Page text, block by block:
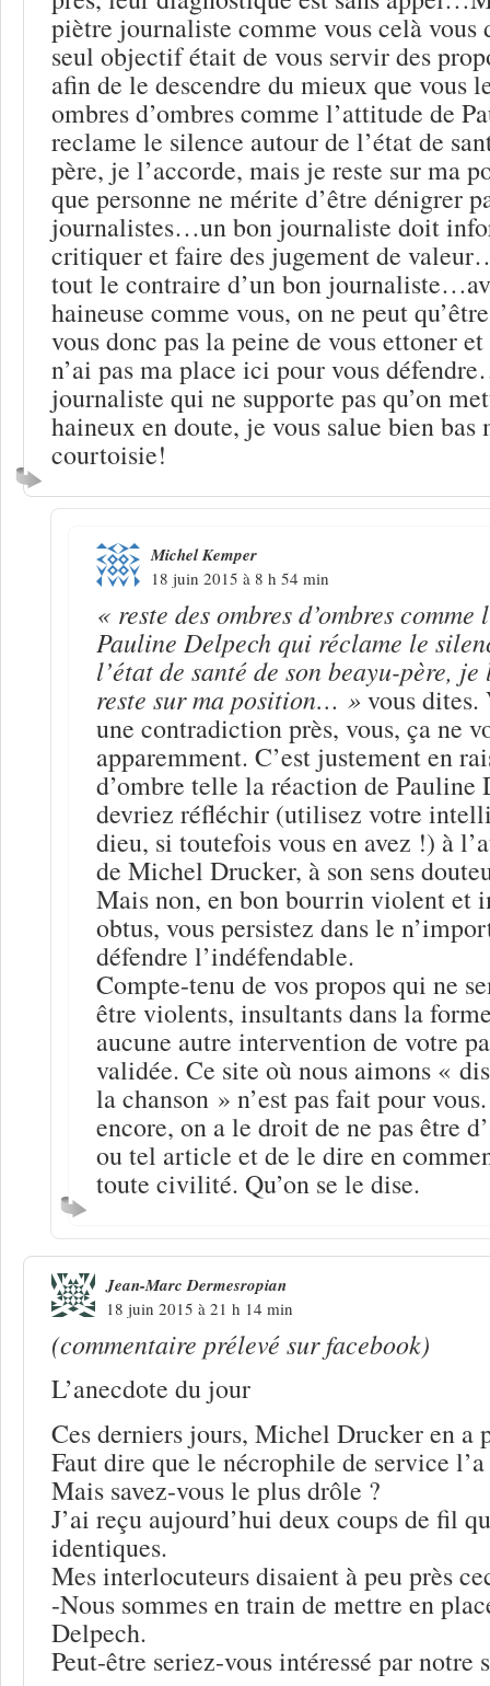
piètre journaliste comme vous celà vous
seul objectif était de vous servir des
afin de le descendre du mieux que vous
ombres d’ombres comme l’attitude de
reclame le silence autour de l’état de
père, je l’accorde, mais je reste sur ma
que personne ne mérite d’être dénigrer
journalistes…un bon journaliste doit
critiquer et faire des jugement de
tout le contraire d’un bon
haineuse comme vous, on ne peut
vous donc pas la peine de vous ettoner
n’ai pas ma place ici pour vous
journaliste qui ne supporte pas qu’on
haineux en doute, je vous salue bien bas
courtoisie!
Michel Kemper
18 juin 2015 à 8 h 54 min
« reste des ombres d’ombres
Pauline Delpech qui réclame le
l’état de santé de son beayu-père,
reste sur ma position… » vous dites.
une contradiction près, vous, ça ne
apparemment. C’est justement en
d’ombre telle la réaction de Pauline
devriez réfléchir (utilisez votre
dieu, si toutefois vous en avez !) à
de Michel Drucker, à son sens
Mais non, en bon bourrin violent et
obtus, vous persistez dans le
défendre l’indéfendable.
Compte-tenu de vos propos qui ne
être violents, insultants dans la
aucune autre intervention de votre
validée. Ce site où nous aimons «
la chanson » n’est pas fait pour
encore, on a le droit de ne pas être
ou tel article et de le dire en
toute civilité. Qu’on se le dise.
Jean-Marc Dermesropian
18 juin 2015 à 21 h 14 min
(commentaire prélevé sur facebook)
L’anecdote du jour
Ces derniers jours, Michel Drucker en a
Faut dire que le nécrophile de service
Mais savez-vous le plus drôle ?
J’ai reçu aujourd’hui deux coups de fil
identiques.
Mes interlocuteurs disaient à peu près
-Nous sommes en train de mettre en
Delpech.
Peut-être seriez-vous intéressé par notre